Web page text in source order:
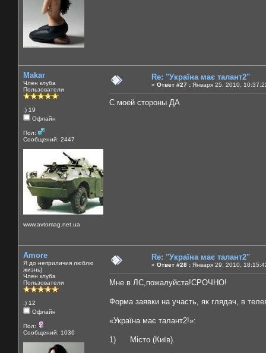
Makar
Член клуба
Пользователи
:) 19
Офлайн
Пол:
Сообщений: 2447
www.avtomag.net.ua
Re: "Україна має талант2"
« Ответ #27 : Января 25, 2010,
С моей стороны ДА
Amore
Я до неприличия люблю
жизнь)
Член клуба
Пользователи
:) 12
Офлайн
Пол:
Сообщений: 1036
Re: "Україна має талант2"
« Ответ #28 : Января 29, 2010,
Мне в ЛС,пожалуйста!СРОЧНО!
Форма заявки на участь, як глядач, в
«Україна має талант2!»:
1) Місто (Київ).